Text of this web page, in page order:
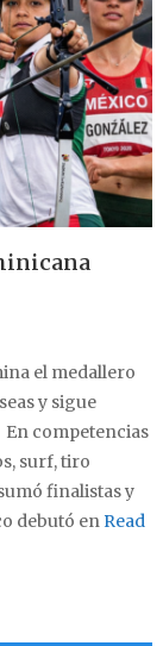
el medallero
y sigue
competencias
surf, tiro
finalistas y
debutó enRead